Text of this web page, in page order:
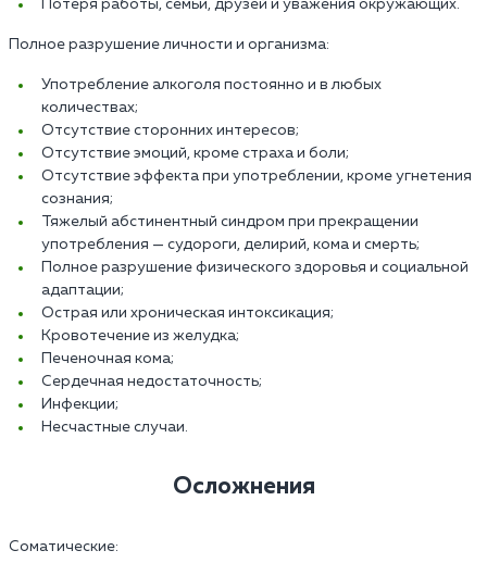
Потеря работы, семьи, друзей и уважения окружающих.
Полное разрушение личности и организма:
Употребление алкоголя постоянно и в любых
количествах;
Отсутствие сторонних интересов;
Отсутствие эмоций, кроме страха и боли;
Отсутствие эффекта при употреблении, кроме угнетения
сознания;
Тяжелый абстинентный синдром при прекращении
употребления — судороги, делирий, кома и смерть;
Полное разрушение физического здоровья и социальной
адаптации;
Острая или хроническая интоксикация;
Кровотечение из желудка;
Печеночная кома;
Сердечная недостаточность;
Инфекции;
Несчастные случаи.
Осложнения
Соматические: